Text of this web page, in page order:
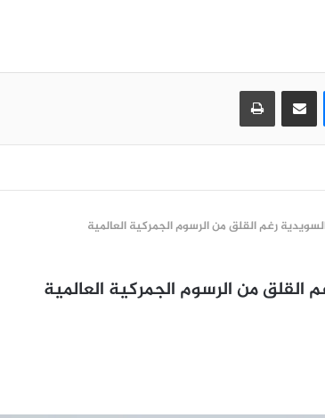
ماسنجر مشاركة عبر البريد طباعة